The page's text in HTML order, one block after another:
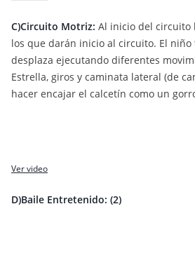
C)Circuito Motriz: Al inicio del circuito
los que darán inicio al circuito. El niño
desplaza ejecutando diferentes
Estrella, giros y caminata lateral (de
hacer encajar el calcetín como un
Ver video
D)Baile Entretenido: (2)